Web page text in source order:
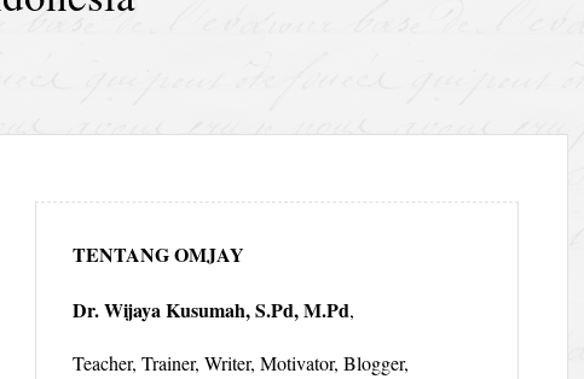
TENTANG OMJAY
Dr. Wijaya Kusumah, S.Pd, M.Pd,
Teacher, Trainer, Writer, Motivator, Blogger,